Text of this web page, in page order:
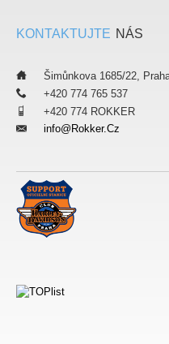
KONTAKTUJTE NÁS
Šimůnkova 1685/22,
+420 774 765 537
+420 774 ROKKER
Info@rokker.cz